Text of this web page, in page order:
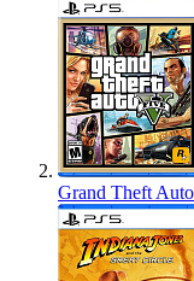
Grand Theft